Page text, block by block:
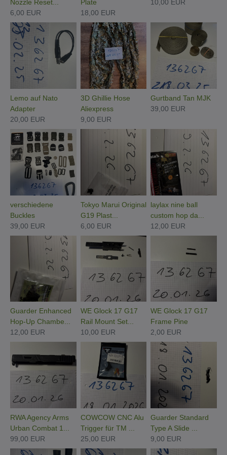
Nozzle Reset...
6,00 EUR
Plate
18,00 EUR
10,00 EUR
Lemo auf Nato
Adapter
20,00 EUR
3D Ghillie Hose
Aliexpress
9,00 EUR
Gurtband Tan MJK
39,00 EUR
verschiedene
Buckles
39,00 EUR
Tokyo Marui Original
G19 Plast...
6,00 EUR
laylax nine ball
custom hop da...
12,00 EUR
Guarder Enhanced
Hop-Up Chambe...
12,00 EUR
WE Glock 17 G17
Rail Mount Set...
10,00 EUR
WE Glock 17 G17
Frame Pine
2,00 EUR
RWA Agency Arms
Urban Combat 1...
99,00 EUR
COWCOW CNC Alu
Trigger für TM ...
25,00 EUR
Guarder Standard
Type A Slide ...
9,00 EUR